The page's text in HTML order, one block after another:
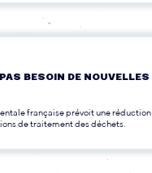
BESOIN DE NOUVELLES
française prévoit une
de traitement des déchets.